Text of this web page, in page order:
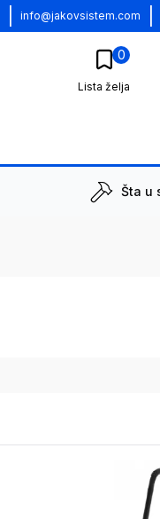
info@jakovsistem.com
0
Lista želja
Šta u